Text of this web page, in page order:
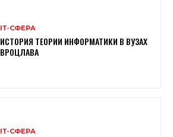
ІТ-СФЕРА
ИСТОРИЯ ТЕОРИИ ИНФОРМАТИКИ В ВУЗАХ
ВРОЦЛАВА
ІТ-СФЕРА